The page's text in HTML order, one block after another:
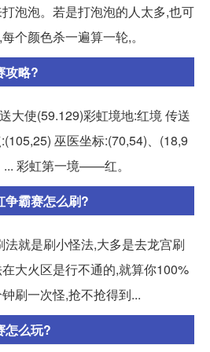
泡泡。若是打泡泡的人太多,也可
个颜色杀一遍算一轮,。
攻略?
使(59.129)彩虹境地:红境 传送
巫医坐标:(70,54)、(18,9
彩虹第一境——红。
争霸赛怎么刷?
就是刷小怪法,大多是去龙宫刷
大火区是行不通的,就算你100%
刷一次怪,抢不抢得到...
怎么玩?